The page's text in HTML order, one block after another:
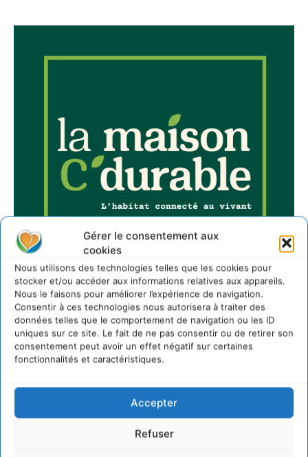
Gérer le consentement aux
cookies
Nous utilisons des technologies telles que les cookies pour
stocker et/ou accéder aux informations relatives aux appareils.
Nous le faisons pour améliorer l’expérience de navigation.
Consentir à ces technologies nous autorisera à traiter des
données telles que le comportement de navigation ou les ID
uniques sur ce site. Le fait de ne pas consentir ou de retirer son
consentement peut avoir un effet négatif sur certaines
fonctionnalités et caractéristiques.
Accepter
Refuser
Sur Cdurable
Comment le sol français a perdu sa mémoire
hydrique et déréglé tout le territoire (2020-2026)
2 août 2026
Développer notre attention aux espèces vivantes